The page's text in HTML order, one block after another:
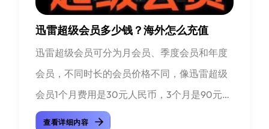
迅雷超级会员多少钱？海外怎么充值
迅雷超级会员可分为月会员、季度会员和年度
会员，不同时长的会员价格不同，像迅雷超级
会员1个月费用是30元人民币，3个月是90元人
民币，而12个月就是360元人民币，对应的美
查看详细内容